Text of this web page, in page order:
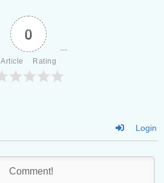
0
Article Rating
Login